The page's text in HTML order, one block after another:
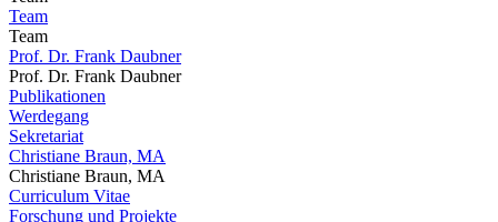
Team
Team
Prof. Dr. Frank Daubner
Prof. Dr. Frank Daubner
Publikationen
Werdegang
Sekretariat
Christiane Braun, MA
Christiane Braun, MA
Curriculum Vitae
Forschung und Projekte